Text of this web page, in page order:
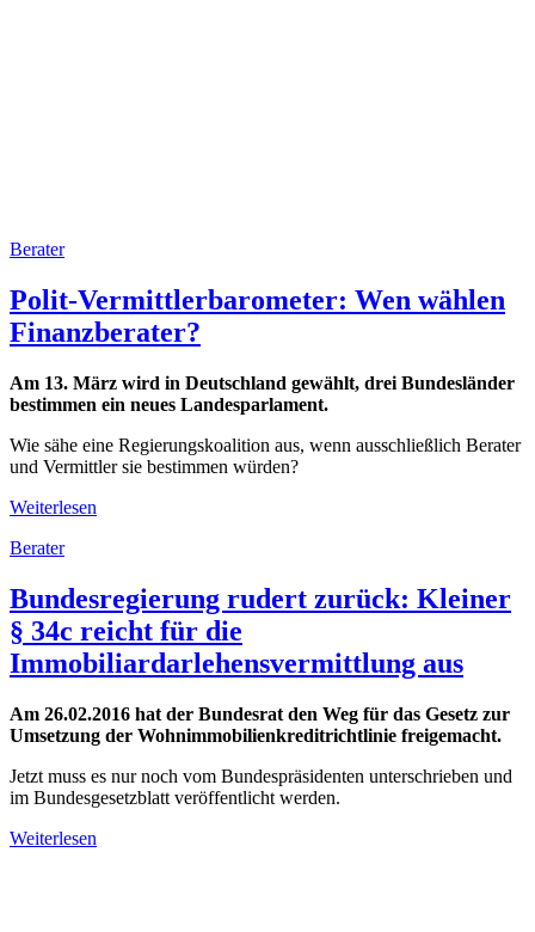
Berater
Polit-Vermittlerbarometer: Wen wählen
Finanzberater?
Am 13. März wird in Deutschland gewählt, drei Bundesländer
bestimmen ein neues Landesparlament.
Wie sähe eine Regierungskoalition aus, wenn ausschließlich Berater
und Vermittler sie bestimmen würden?
Weiterlesen
Berater
Bundesregierung rudert zurück: Kleiner
§ 34c reicht für die
Immobiliardarlehensvermittlung aus
Am 26.02.2016 hat der Bundesrat den Weg für das Gesetz zur
Umsetzung der Wohnimmobilienkreditrichtlinie freigemacht.
Jetzt muss es nur noch vom Bundespräsidenten unterschrieben und
im Bundesgesetzblatt veröffentlicht werden.
Weiterlesen